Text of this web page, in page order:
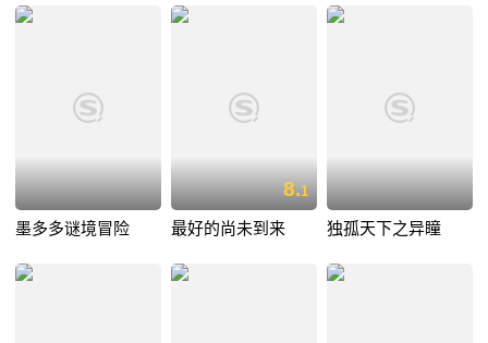
墨多多谜境冒险
8.1
最好的尚未到来 独孤天下之异瞳